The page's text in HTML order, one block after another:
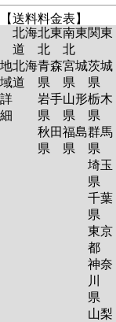
【送料料金表】
北海
道
北東
北
南東
北
関東
地
域
詳
細
北海
道
青森
県
岩手
県
秋田
県
宮城
県
山形
県
福島
県
茨城
県
栃木
県
群馬
県
埼玉
県
千葉
県
東京
都
神奈
川
県
山梨